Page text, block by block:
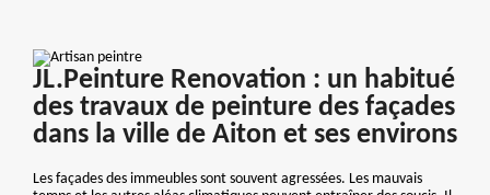
JL.Peinture Renovation : un habitué
des travaux de peinture des façades
dans la ville de Aiton et ses environs
Les façades des immeubles sont souvent agressées. Les mauvais